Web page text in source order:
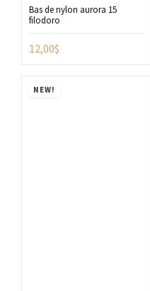
Bas de nylon aurora 15
filodoro
12,00$
NEW!